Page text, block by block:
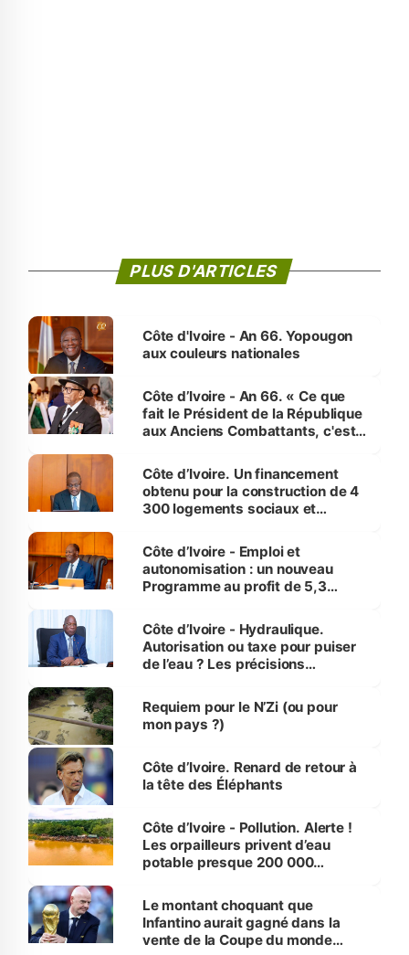
PLUS D'ARTICLES
Côte d'Ivoire - An 66. Yopougon
aux couleurs nationales
Côte d’Ivoire - An 66. « Ce que
fait le Président de la République
aux Anciens Combattants, c'est
Côte d’Ivoire. Un financement
obtenu pour la construction de 4
300 logements sociaux et
et Yamoussoukro
Côte d’Ivoire - Emploi et
autonomisation : un nouveau
Programme au profit de 5,3
Côte d’Ivoire - Hydraulique.
Autorisation ou taxe pour puiser
de l’eau ? Les précisions
Requiem pour le N’Zi (ou pour
mon pays ?)
Côte d’Ivoire. Renard de retour à
la tête des Éléphants
Côte d’Ivoire - Pollution. Alerte !
Les orpailleurs privent d’eau
potable presque 200 000
Le montant choquant que
Infantino aurait gagné dans la
vente de la Coupe du monde